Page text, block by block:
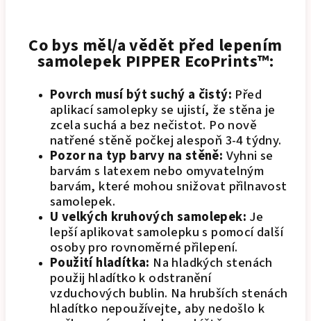
Co bys měl/a vědět před lepením
samolepek PIPPER EcoPrints™:
Povrch musí být suchý a čistý: Před
aplikací samolepky se ujistí, že stěna je
zcela suchá a bez nečistot. Po nově
natřené stěně počkej alespoň 3-4 týdny.
Pozor na typ barvy na stěně: Vyhni se
barvám s latexem nebo omyvatelným
barvám, které mohou snižovat přilnavost
samolepek.
U velkých kruhových samolepek: Je
lepší aplikovat samolepku s pomocí další
osoby pro rovnoměrné přilepení.
Použití hladítka: Na hladkých stenách
použij hladítko k odstranění
vzduchových bublin. Na hrubších stenách
hladítko nepoužívejte, aby nedošlo k